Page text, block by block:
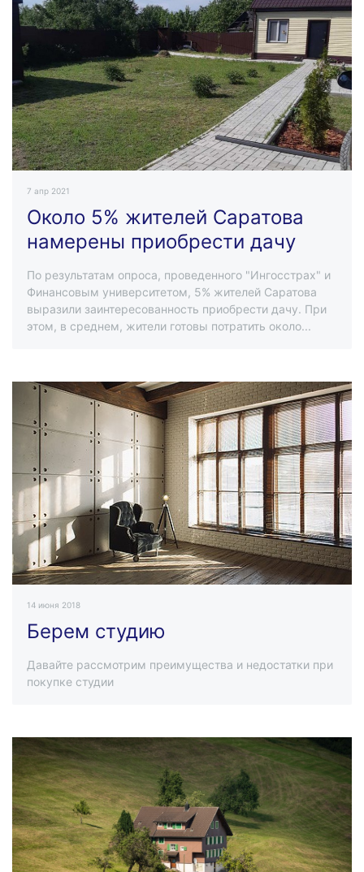
7 апр 2021
Около 5% жителей Саратова
намерены приобрести дачу
По результатам опроса, проведенного "Ингосстрах" и
Финансовым университетом, 5% жителей Саратова
выразили заинтересованность приобрести дачу. При
этом, в среднем, жители готовы потратить около...
14 июня 2018
Берем студию
Давайте рассмотрим преимущества и недостатки при
покупке студии